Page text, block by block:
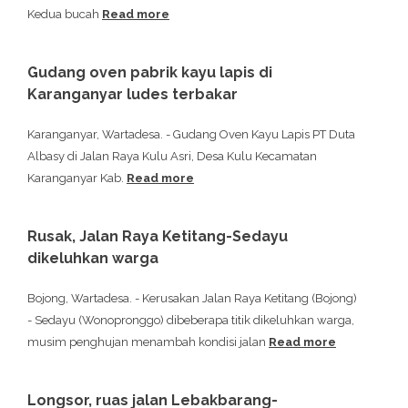
Kedua bucah Read more
Gudang oven pabrik kayu lapis di
Karanganyar ludes terbakar
Karanganyar, Wartadesa. - Gudang Oven Kayu Lapis PT Duta
Albasy di Jalan Raya Kulu Asri, Desa Kulu Kecamatan
Karanganyar Kab. Read more
Rusak, Jalan Raya Ketitang-Sedayu
dikeluhkan warga
Bojong, Wartadesa. - Kerusakan Jalan Raya Ketitang (Bojong)
- Sedayu (Wonopronggo) dibeberapa titik dikeluhkan warga,
musim penghujan menambah kondisi jalan Read more
Longsor, ruas jalan Lebakbarang-